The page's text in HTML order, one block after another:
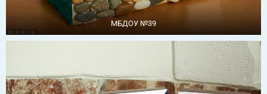
МБДОУ №39